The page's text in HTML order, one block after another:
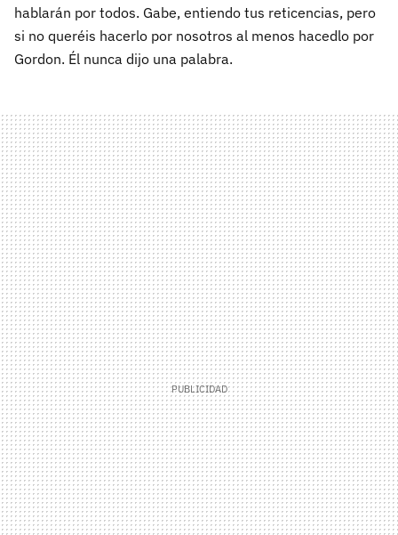
hablarán por todos. Gabe, entiendo tus reticencias, pero
si no queréis hacerlo por nosotros al menos hacedlo por
Gordon. Él nunca dijo una palabra.